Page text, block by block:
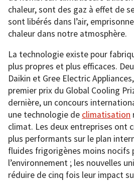
chaleur, sont des gaz à effet de
sont libérés dans l’air,
chaleur dans notre atmosphère.
La technologie existe pour
plus propres et plus efficaces.
Daikin et Gree Electric
premier prix du Global Cooling
dernière, un concours
une technologie de climatisation
climat. Les deux entreprises ont
plus performants sur le plan
fluides frigorigènes moins nocifs
l’environnement ; les nouvelles
réduire de cinq fois leur impact